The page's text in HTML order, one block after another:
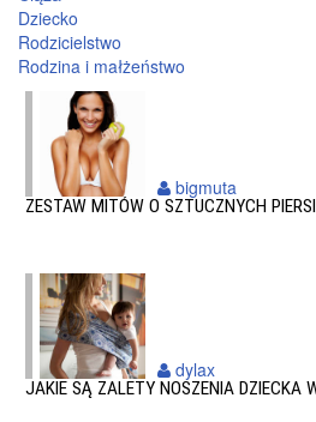
Dziecko
Rodzicielstwo
Rodzina i małżeństwo
ZESTAW MITÓW O SZTUCZNYCH
bigmuta
JAKIE SĄ ZALETY NOSZENIA DZIECKA
dylax